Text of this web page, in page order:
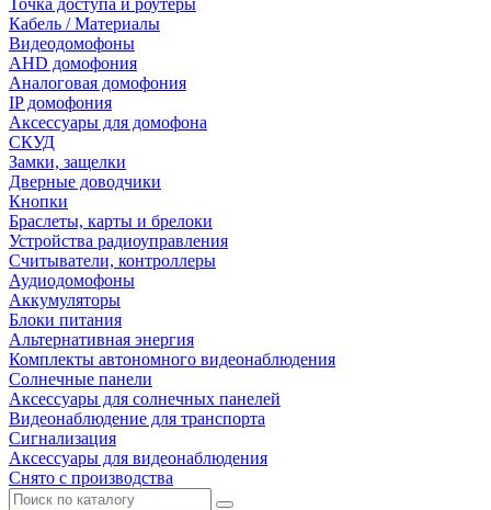
Точка доступа и роутеры
Кабель / Материалы
Видеодомофоны
AHD домофония
Аналоговая домофония
IP домофония
Аксессуары для домофона
СКУД
Замки, защелки
Дверные доводчики
Кнопки
Браслеты, карты и брелоки
Устройства радиоуправления
Считыватели, контроллеры
Аудиодомофоны
Аккумуляторы
Блоки питания
Альтернативная энергия
Комплекты автономного видеонаблюдения
Солнечные панели
Аксессуары для солнечных панелей
Видеонаблюдение для транспорта
Сигнализация
Аксессуары для видеонаблюдения
Снято с производства